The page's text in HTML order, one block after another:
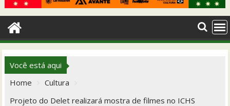
Você está aqui
Home
Cultura
Projeto do Delet realizará mostra de filmes no ICHS